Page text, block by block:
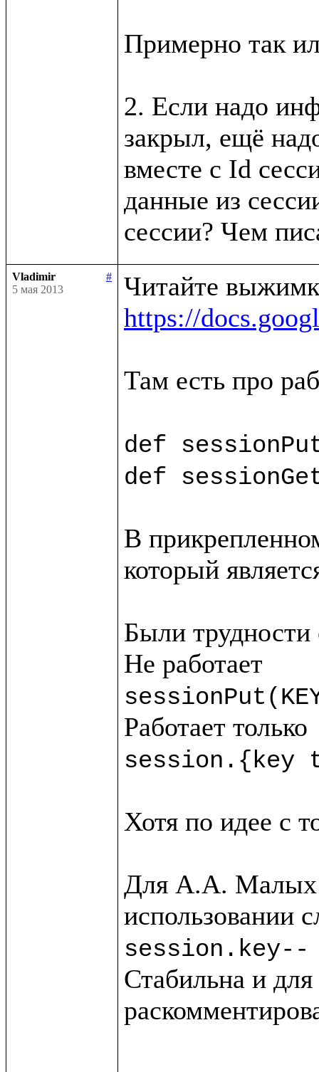
Примерно так
2. Если надо
закрыл, ещё
вместе с Id
данные из
Vladimir
#
5 мая 2013
https://
Там есть про
def
def
В
который
Были трудности
Хотя по идее с
Для А.А. Малых
session.key--
Стабильна и